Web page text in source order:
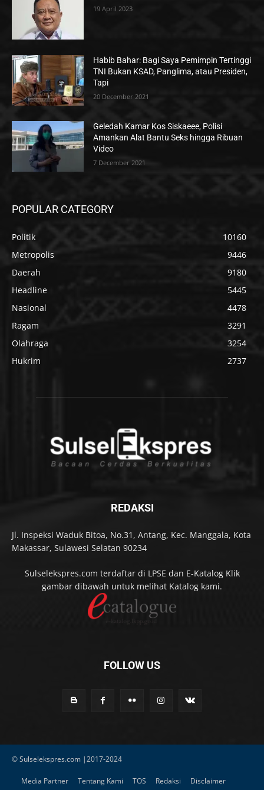
19 April 2023
Habib Bahar: Bagi Saya Pemimpin Tertinggi
TNI Bukan KSAD, Panglima, atau Presiden,
Tapi
20 December 2021
Geledah Kamar Kos Siskaeee, Polisi
Amankan Alat Bantu Seks hingga Ribuan
Video
7 December 2021
POPULAR CATEGORY
Politik
10160
Metropolis
9446
Daerah
9180
Headline
5445
Nasional
4478
Ragam
3291
Olahraga
3254
Hukrim
2737
REDAKSI
Jl. Inspeksi Waduk Bitoa, No.31, Antang, Kec. Manggala, Kota
Makassar, Sulawesi Selatan 90234
Sulselekspres.com terdaftar di LPSE dan E-Katalog Klik
gambar dibawah untuk melihat Katalog kami.
FOLLOW US
© Sulselekspres.com |2017-2024
Media Partner Tentang Kami TOS Redaksi
Disclaimer